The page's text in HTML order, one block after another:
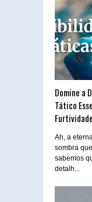
Domine a
Tático
Ah, a
sombra
sabemos
detalh...